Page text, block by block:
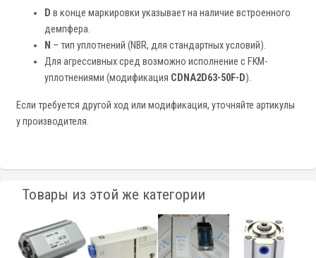
D в конце маркировки указывает на наличие встроенного
демпфера.
N – тип уплотнений (NBR, для стандартных условий).
Для агрессивных сред возможно исполнение с FKM-
уплотнениями (модификация CDNA2D63-50F-D).
Если требуется другой ход или модификация, уточняйте артикулы
у производителя.
Товары из этой же категории